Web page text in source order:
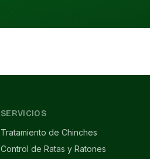
SERVICIOS
Tratamiento de Chinches
Control de Ratas y Ratones